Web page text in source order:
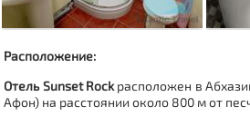
Расположение:
Отель Sunset Rockрасположен в
Афон) на расстоянии около 800 м от